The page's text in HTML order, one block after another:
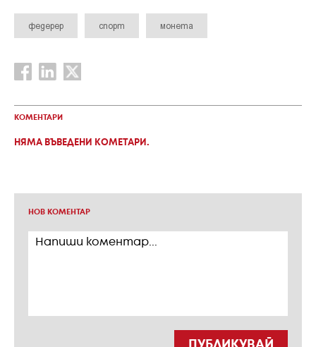
федерер спорт монета
КОМЕНТАРИ
НЯМА ВЪВЕДЕНИ КОМЕТАРИ.
НОВ КОМЕНТАР